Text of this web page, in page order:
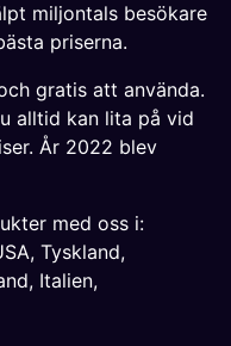
miljontals besökare
priserna.
gratis att använda.
alltid kan lita på vid
År 2022 blev
med oss i:
, Tyskland,
, Italien,